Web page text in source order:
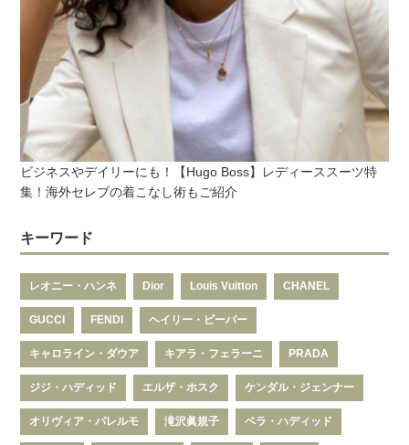
ビジネスやデイリーにも！【Hugo Boss】レディーススーツ特
集！海外セレブの着こなし術もご紹介
キーワード
レオニー・ハンネ Dior Louis Vuitton CHANEL
GUCCI FENDI ヘイリー・ビーバー
キャロライン・ダウア キアラ・フェラーニ PRADA
ジジ・ハディッド エルザ・ホスク ケンダル・ジェンナー
オリヴィア・パレルモ 滝沢眞規子 ベラ・ハディッド